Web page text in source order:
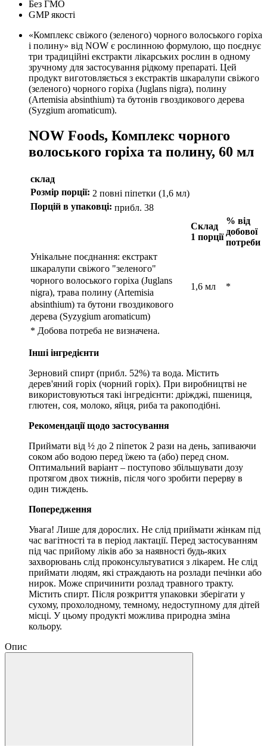
Без ГМО
GMP якості
«Комплекс свіжого (зеленого) чорного волоського горіха
і полину» від NOW є рослинною формулою, що поєднує
три традиційні екстракти лікарських рослин в одному
зручному для застосування рідкому препараті. Цей
продукт виготовляється з екстрактів шкаралупи свіжого
(зеленого) чорного горіха (Juglans nigra), полину
(Artemisia absinthium) та бутонів гвоздикового дерева
(Syzgium aromaticum).
NOW Foods, Комплекс чорного
волоського горіха та полину, 60 мл
склад
Розмір порції: 2 повні піпетки (1,6 мл)
Порцій в упаковці: прибл. 38
Склад
1 порції
% від
добової
потреби
Унікальне поєднання: екстракт
шкаралупи свіжого "зеленого"
чорного волоського горіха (Juglans
nigra), трава полину (Artemisia
absinthium) та бутони гвоздикового
дерева (Syzygium aromaticum)
1,6 мл *
* Добова потреба не визначена.
Інші інгредієнти
Зерновий спирт (прибл. 52%) та вода. Містить
дерев'яний горіх (чорний горіх). При виробництві не
використовуються такі інгредієнти: дріжджі, пшениця,
глютен, соя, молоко, яйця, риба та ракоподібні.
Рекомендації щодо застосування
Приймати від ½ до 2 піпеток 2 рази на день, запиваючи
соком або водою перед їжею та (або) перед сном.
Оптимальний варіант – поступово збільшувати дозу
протягом двох тижнів, після чого зробити перерву в
один тиждень.
Попередження
Увага! Лише для дорослих. Не слід приймати жінкам під
час вагітності та в період лактації. Перед застосуванням
під час прийому ліків або за наявності будь-яких
захворювань слід проконсультуватися з лікарем. Не слід
приймати людям, які страждають на розлади печінки або
нирок. Може спричинити розлад травного тракту.
Містить спирт. Після розкриття упаковки зберігати у
сухому, прохолодному, темному, недоступному для дітей
місці. У цьому продукті можлива природна зміна
кольору.
Опис